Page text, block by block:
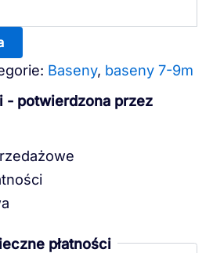
Baseny, baseny 7-9m
- potwierdzona przez
płatności